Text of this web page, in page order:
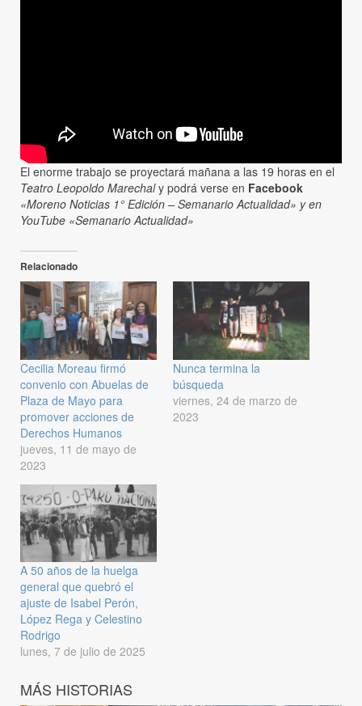
El enorme trabajo se proyectará mañana a las 19 horas en el
Teatro Leopoldo Marechaly podrá verse en Facebook
«Moreno Noticias 1° Edición – Semanario Actualidad» y en
YouTube «Semanario Actualidad»
Relacionado
Cecilia Moreau firmó
convenio con Abuelas de
Plaza de Mayo para
promover acciones de
Derechos Humanos
jueves, 11 de mayo de
2023
Nunca termina la
búsqueda
viernes, 24 de marzo de
2023
A 50 años de la huelga
general que quebró el
ajuste de Isabel Perón,
López Rega y Celestino
Rodrigo
lunes, 7 de julio de 2025
MÁS HISTORIAS